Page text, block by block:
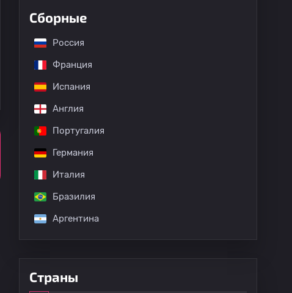
Сборные
Россия
Франция
Испания
Англия
Португалия
Германия
Италия
Бразилия
Аргентина
Страны